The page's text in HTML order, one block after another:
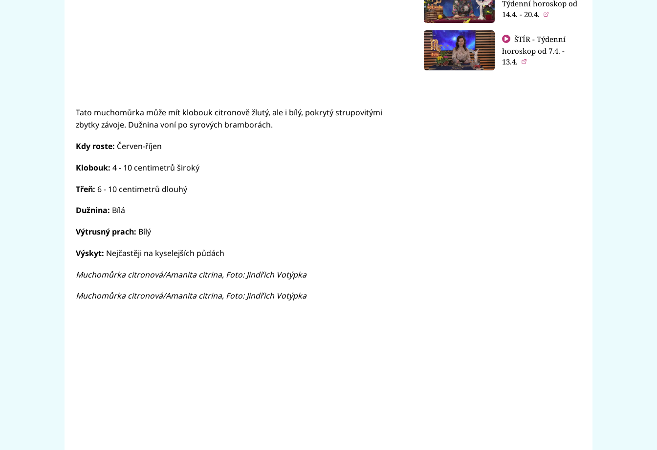
Tato muchomůrka může mít klobouk citronově žlutý, ale i bílý, pokrytý strupovitými
zbytky závoje. Dužnina voní po syrových bramborách.
Kdy roste: Červen-říjen
Klobouk: 4 - 10 centimetrů široký
Třeň: 6 - 10 centimetrů dlouhý
Dužnina: Bílá
Výtrusný prach: Bílý
Výskyt: Nejčastěji na kyselejších půdách
Muchomůrka citronová/Amanita citrina, Foto: Jindřich Votýpka
Muchomůrka citronová/Amanita citrina, Foto: Jindřich Votýpka
Týdenní horoskop od
14.4. - 20.4.
ŠTÍR - Týdenní
horoskop od 7.4. -
13.4.